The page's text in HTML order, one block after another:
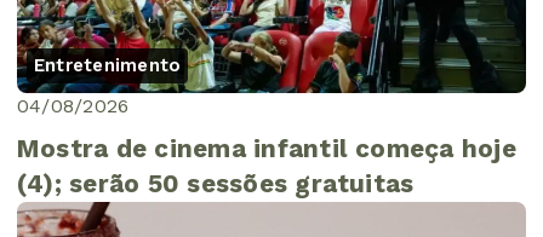
Entretenimento
04/08/2026
Mostra de cinema infantil começa hoje
(4); serão 50 sessões gratuitas